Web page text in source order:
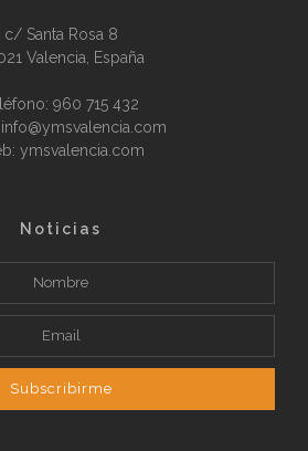
c/ Santa Rosa 8
Valencia, España
960 715 432
info@ymsvalencia.com
ymsvalencia.com
Noticias